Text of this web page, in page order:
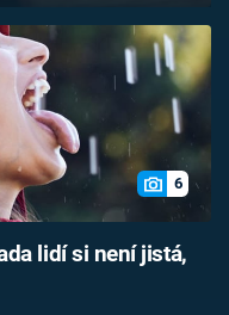
6
lidí si není jistá,